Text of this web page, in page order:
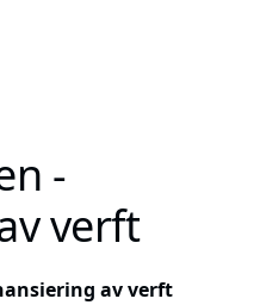
-
verft
av verft